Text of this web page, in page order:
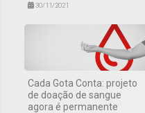
30/11/2021
Cada Gota Conta: projeto
de doação de sangue
agora é permanente